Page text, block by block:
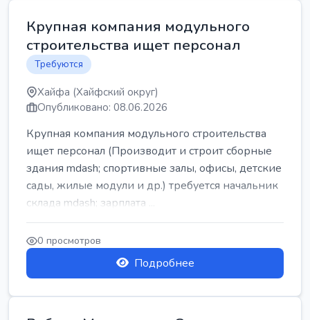
Крупная компания модульного
строительства ищет персонал
Требуются
Хайфа (Хайфский округ)
Опубликовано: 08.06.2026
Крупная компания модульного строительства
ищет персонал (Производит и строит сборные
здания mdash; спортивные залы, офисы, детские
сады, жилые модули и др.) требуется начальник
склада mdash; зарплата ...
0 просмотров
Подробнее